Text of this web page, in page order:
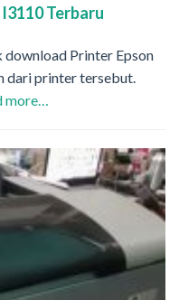
Terbaru
Printer Epson
dari printer tersebut.
more…